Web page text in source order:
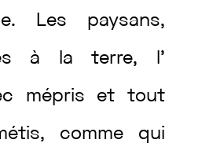
. Les paysans,
à laterre, l’
mépris et tout
, comme qui